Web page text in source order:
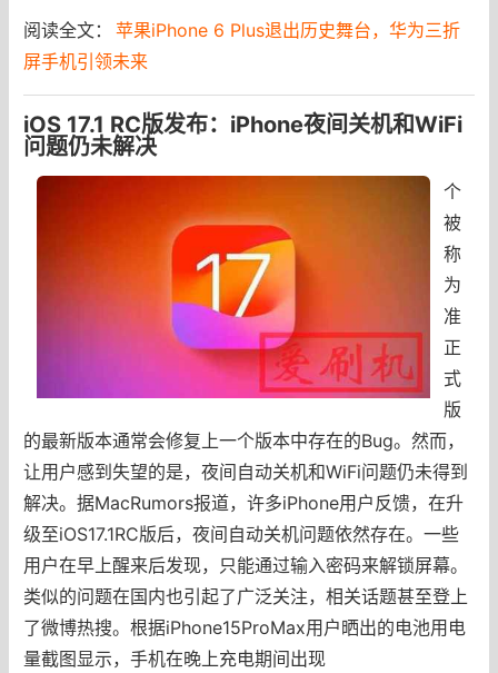
阅读全文：
苹果iPhone 6 Plus退出历史舞台，华为三折
屏手机引领未来
iOS 17.1 RC版发布：iPhone夜间关机和WiFi
问题仍未解决
个
被
称
为
准
正
式
版
的最新版本通常会修复上一个版本中存在的Bug。然而，
让用户感到失望的是，夜间自动关机和WiFi问题仍未得到
解决。据MacRumors报道，许多iPhone用户反馈，在升
级至iOS17.1RC版后，夜间自动关机问题依然存在。一些
用户在早上醒来后发现，只能通过输入密码来解锁屏幕。
类似的问题在国内也引起了广泛关注，相关话题甚至登上
了微博热搜。根据iPhone15ProMax用户晒出的电池用电
量截图显示，手机在晚上充电期间出现